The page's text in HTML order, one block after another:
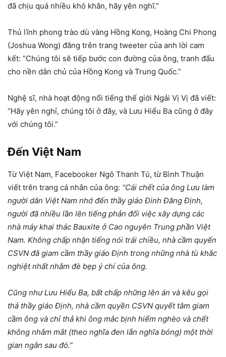
đã chịu quá nhiều khó khăn, hãy yên nghĩ.”
Thủ lĩnh phong trào dù vàng Hồng Kong, Hoàng Chi Phong
(Joshua Wong) đăng trên trang tweeter của anh lời cam
kết: “Chúng tôi sẽ tiếp bước con đường của ông, tranh đấu
cho nền dân chủ của Hồng Kong và Trung Quốc.”
Nghệ sĩ, nhà hoạt động nổi tiếng thế giới Ngải Vị Vị đã viết:
“Hãy yên nghỉ, chúng tôi ở đây, và Lưu Hiểu Ba cũng ở đây
với chúng tôi.”
Đến Việt Nam
Từ Việt Nam, Facebooker Ngô Thanh Tú, từ Bình Thuận
viết trên trang cá nhân của ông: “Cái chết của ông Lưu làm
người dân Việt Nam nhớ đến thầy giáo Đinh Đăng Định,
người đã nhiều lần lên tiếng phản đối việc xây dựng các
nhà máy khai thác Bauxite ở Cao nguyên Trung phần Việt
Nam. Không chấp nhận tiếng nói trái chiều, nhà cầm quyến
CSVN đã giam cầm thầy giáo Định trong những nhà tù khắc
nghiệt nhất nhằm đè bẹp ý chí của ông.
Cũng như Lưu Hiểu Ba, bất chấp những lên án và kêu gọi
thả thầy giáo Định, nhà cầm quyền CSVN quyết tâm giam
cầm ông và chỉ thả khi ông mắc bịnh hiểm nghèo và chết
không nhắm mắt (theo nghĩa đen lẫn nghĩa bóng) một thời
gian ngắn sau đó.”